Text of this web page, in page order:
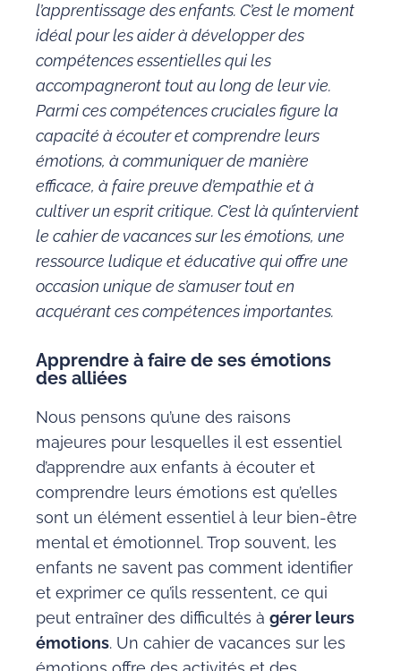
l’apprentissage des enfants. C’est le moment
idéal pour les aider à développer des
compétences essentielles qui les
accompagneront tout au long de leur vie.
Parmi ces compétences cruciales figure la
capacité à écouter et comprendre leurs
émotions, à communiquer de manière
efficace, à faire preuve d’empathie et à
cultiver un esprit critique. C’est là qu’intervient
le cahier de vacances sur les émotions, une
ressource ludique et éducative qui offre une
occasion unique de s’amuser tout en
acquérant ces compétences importantes.
Apprendre à faire de ses émotions
des alliées
Nous pensons qu’une des raisons
majeures pour lesquelles il est essentiel
d’apprendre aux enfants à écouter et
comprendre leurs émotions est qu’elles
sont un élément essentiel à leur bien-être
mental et émotionnel. Trop souvent, les
enfants ne savent pas comment identifier
et exprimer ce qu’ils ressentent, ce qui
peut entraîner des difficultés à gérer leurs
émotions. Un cahier de vacances sur les